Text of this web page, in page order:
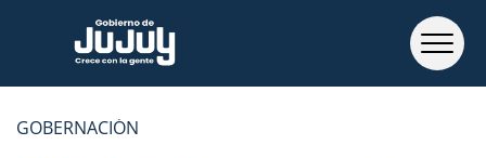
GOBERNACIÓN